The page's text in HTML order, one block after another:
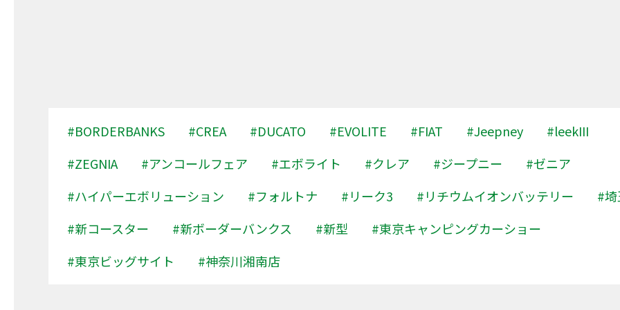
#BORDERBANKS #CREA #DUCATO #EVOLITE #FIAT #Jeepney
#leekIII
#ZEGNIA
#アンコールフェア #エボライト #クレア #ジープニー
#ゼニア
#ハイパーエボリューション
#フォルトナ #リーク3 #リチウムイオンバッテリー
#
#新コースター
#新ボーダーバンクス #新型
#東京キャンピングカーショー
#東京ビッグサイト
#神奈川湘南店